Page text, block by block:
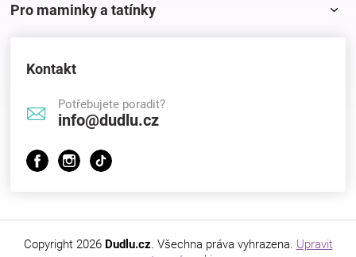
Pro maminky a tatínky
Kontakt
Potřebujete poradit?
info@dudlu.cz
Copyright 2026 Dudlu.cz. Všechna práva vyhrazena. Upravit